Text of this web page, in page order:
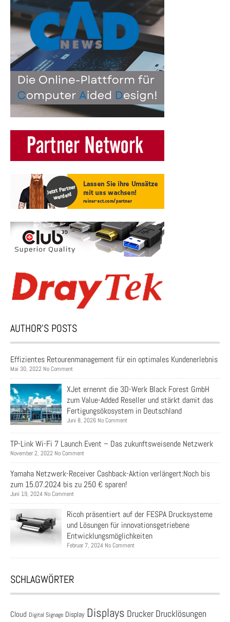
AUTHOR’S POSTS
Effizientes Retourenmanagement für ein optimales Kundenerlebnis
Mai 30, 2022 No Comment
XJet ernennt die 3D-Werk Black Forest GmbH
zum Value-Added Reseller und stärkt damit das
Fertigungsökosystem in Deutschland
Juni 8, 2026 No Comment
TP-Link Wi-Fi 7 Launch Event – Das zukunftsweisende Netzwerk
November 2, 2022 No Comment
Yamaha Netzwerk-Receiver Cashback-Aktion verlängert:Noch bis
zum 15.07.2024 bis zu 250 € sparen!
Juni 19, 2024 No Comment
Ricoh präsentiert auf der FESPA Drucksysteme
und Lösungen für innovationsgetriebene
Entwicklungsmöglichkeiten
Februar 7, 2024 No Comment
SCHLAGWÖRTER
Cloud Digital Signage Display Displays Drucker Drucklösungen